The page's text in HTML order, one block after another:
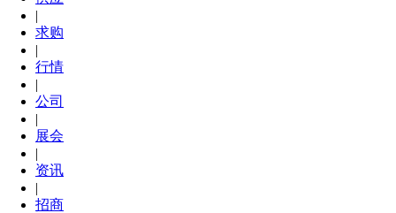
|
求购
|
行情
|
公司
|
展会
|
资讯
|
招商